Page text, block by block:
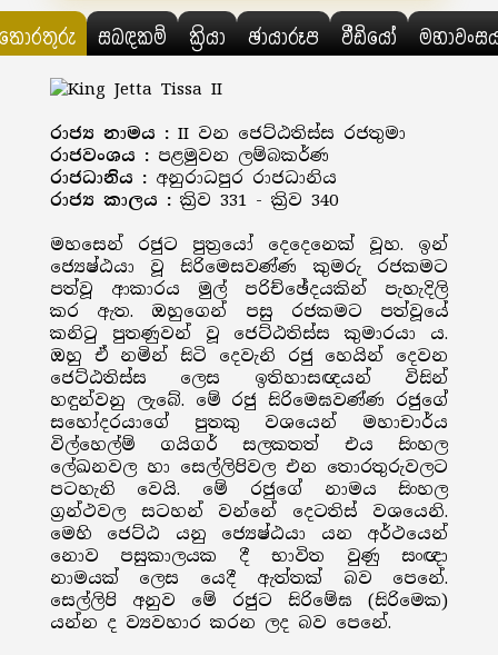
සබඳකම් ක්‍රියා ඡායාරූප වීඩියෝ
රාජ්‍ය නාමය : II වන ජෙට්ඨතිස්ස රජතුමා
රාජවංශය : පළමුවන ලම්බකර්ණ
රාජධානිය : අනුරාධපුර රාජධානිය
රාජ්‍ය කාලය : ක්‍රිව 331 - ක්‍රිව 340
මහසෙන් රජුට පුත්‍රයෝ දෙදෙනෙක් වූහ. ඉන්
ජ්‍යෙෂ්ඨයා වූ සිරිමෙසවණ්ණ කුමරු රජකමට
පත්වූ ආකාරය මුල් පරිච්ඡේදයකින් පැහැදිලි
කර ඇත. ඔහුගෙන් පසු රජකමට පත්වූයේ
කනිටු පුතණුවන් වූ ජෙට්ඨතිස්ස කුමාරයා ය.
ඔහු ඒ නමින් සිටි දෙවැනි රජු හෙයින් දෙවන
ජෙට්ඨතිස්ස ලෙස ඉතිහාසඥයන් විසින්
හඳුන්වනු ලැබේ. මේ රජු සිරිමෙඝවණ්ණ රජුගේ
සහෝදරයාගේ පුතකු වශයෙන් මහාචාර්ය
විල්හෙල්ම් ගයිගර් සලකතත් එය සිංහල
ලේඛනවල හා සෙල්ලිපිවල එන තොරතුරුවලට
පටහැනි වෙයි. මේ රජුගේ නාමය සිංහල
ග්‍රන්ථවල සටහන් වන්නේ දෙටතිස් වශයෙනි.
මෙහි ජෙට්ඨ යනු ජ්‍යෙෂ්ඨයා යන අර්ථයෙන්
නොව පසුකාලයක දී භාවිත වුණු සංඥා
නාමයක් ලෙස යෙදී ඇත්තක් බව පෙනේ.
සෙල්ලිපි අනුව මේ රජුට සිරිමේඝ (සිරිමෙක)
යන්න ද ව්‍යවහාර කරන ලද බව පෙනේ.